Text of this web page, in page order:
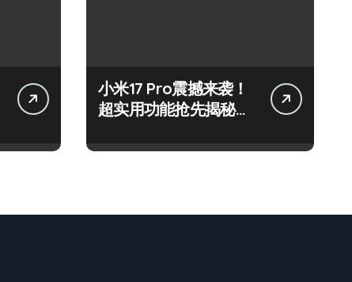
小米17 Pro震撼来袭！
超实用功能抢先揭秘，